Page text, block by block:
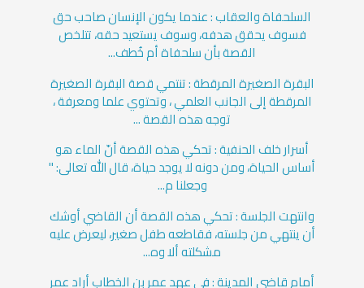
السلحفاة والعقاب : عندما يكون الإنسان صاحب حق
فسوف يحقق هدفه، وسوف يستعيد حقه، تتلخص
القصة بأن سلحفاة أم خُطف...
البقرة الصغيرة المرقطة : تنتمي قصة البقرة الصغيرة
المرقطة إلى الجانب العلمي ، وتحتوي علما ومعرفة ،
توجه هذه القصة ...
أسرار خلف الحنفية : تحكي هذه القصة أنّ الماء هو
أساس الحياة، ومن دونه لا يوجد حياة، قال الله تعالى: "
وجعلنا م...
وانتهت الجلسة : تحكي هذه القصة أن القاضي أوشك
أن ينتهي من جلسته، فقاطعه طفل صغير، ليعرض عليه
مشكلته ألا وه...
أمام قاضي المدينة : في عهد عمر بن الخطاب أراد عمر